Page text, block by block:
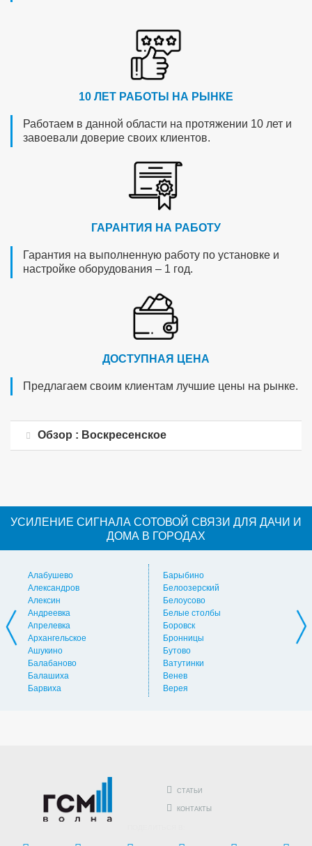
10 ЛЕТ РАБОТЫ НА РЫНКЕ
Работаем в данной области на протяжении 10 лет и
завоевали доверие своих клиентов.
ГАРАНТИЯ НА РАБОТУ
Гарантия на выполненную работу по установке и
настройке оборудования – 1 год.
ДОСТУПНАЯ ЦЕНА
Предлагаем своим клиентам лучшие цены на рынке.
Обзор : Воскресенское
УСИЛЕНИЕ СИГНАЛА СОТОВОЙ СВЯЗИ ДЛЯ ДАЧИ И
ДОМА В ГОРОДАХ
Алабушево
Александров
Алексин
Андреевка
Апрелевка
Архангельское
Ашукино
Балабаново
Балашиха
Барвиха
Барыбино
Белоозерский
Белоусово
Белые столбы
Боровск
Бронницы
Бутово
Ватутинки
Венев
Верея
СТАТЬИ
КОНТАКТЫ